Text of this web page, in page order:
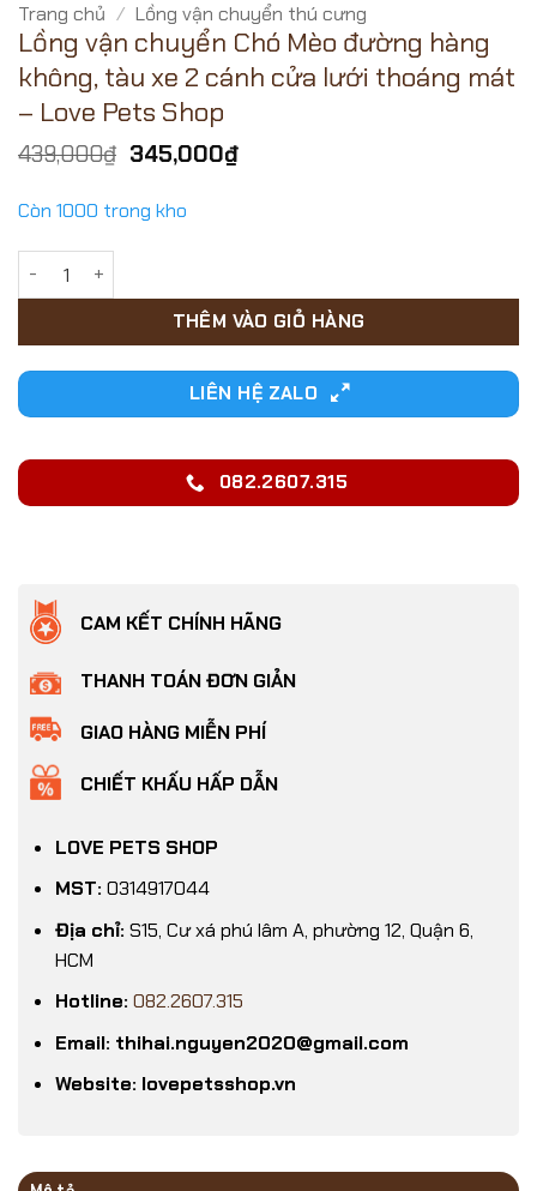
Trang chủ / Lồng vận chuyển thú cưng
Lồng vận chuyển Chó Mèo đường hàng
không, tàu xe 2 cánh cửa lưới thoáng mát
– Love Pets Shop
439,000₫ Giá
439,000₫.
345,000₫Giá
Còn 1000 trong kho
THÊM VÀO GIỎ HÀNG
LIÊN HỆ ZALO
082.2607.315
CAM KẾT CHÍNH HÃNG
THANH TOÁN ĐƠN GIẢN
GIAO HÀNG MIỄN PHÍ
CHIẾT KHẤU HẤP DẪN
LOVE PETS SHOP
MST: 0314917044
Địa chỉ: S15, Cư xá phú lâm A, phường 12, Quận 6,
HCM
Hotline: 082.2607.315
Email: thihai.nguyen2020@gmail.com
Website: lovepetsshop.vn